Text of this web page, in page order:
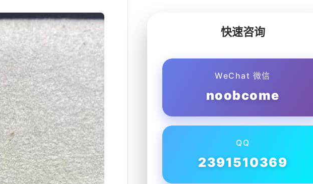
快速咨询
WeChat 微信
noobcome
QQ
2391510369